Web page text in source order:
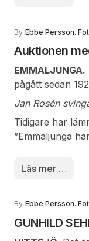
By Ebbe Persson.
Auktionen
EMMALJUNGA.
pågått sedan
kostnader till
000 kronor
Jan Rosén
Tidigare har
”Emmaljunga
Efter kvällsfika
Läs mer …
By Ebbe Persson.
GUNHILD